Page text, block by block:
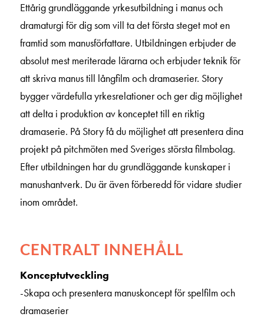
Ettårig grundläggande yrkesutbildning i manus och
dramaturgi för dig som vill ta det första steget mot en
framtid som manusförfattare. Utbildningen erbjuder de
absolut mest meriterade lärarna och erbjuder teknik för
att skriva manus till långfilm och dramaserier. Story
bygger värdefulla yrkesrelationer och ger dig möjlighet
att delta i produktion av konceptet till en riktig
dramaserie. På Story få du möjlighet att presentera dina
projekt på pitchmöten med Sveriges största filmbolag.
Efter utbildningen har du grundläggande kunskaper i
manushantverk. Du är även förberedd för vidare studier
inom området.
CENTRALT INNEHÅLL
Konceptutveckling
-Skapa och presentera manuskoncept för spelfilm och
dramaserier